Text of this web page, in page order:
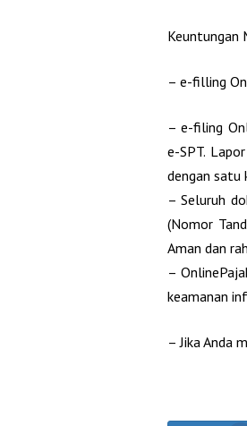
Keuntungan
– e-filling
– e-filing
e-SPT.
dengan satu
– Seluruh
(Nomor
Aman dan
–
keamanan
– Jika Anda